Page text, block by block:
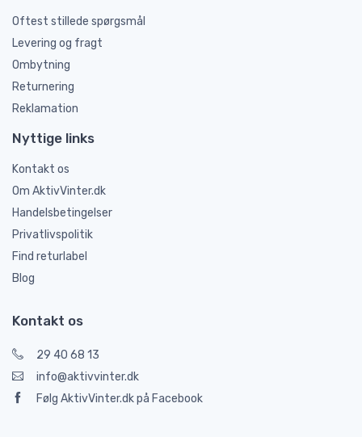
Oftest stillede spørgsmål
Levering og fragt
Ombytning
Returnering
Reklamation
Nyttige links
Kontakt os
Om AktivVinter.dk
Handelsbetingelser
Privatlivspolitik
Find returlabel
Blog
Kontakt os
29 40 68 13
info@aktivvinter.dk
Følg AktivVinter.dk på Facebook